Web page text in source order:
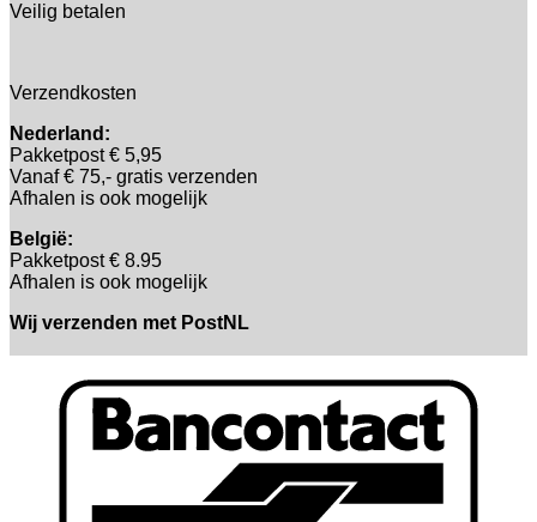
Veilig betalen
Verzendkosten
Nederland:
Pakketpost € 5,95
Vanaf € 75,- gratis verzenden
Afhalen is ook mogelijk
België:
Pakketpost € 8.95
Afhalen is ook mogelijk
Wij verzenden met PostNL